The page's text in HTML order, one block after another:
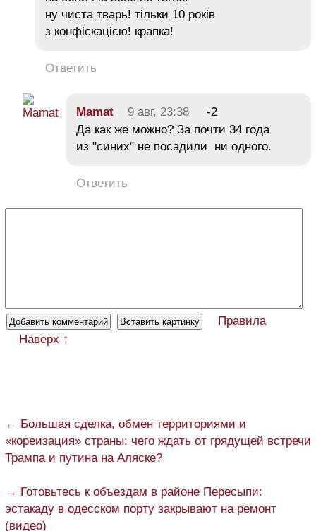
ну чиста тварь! тільки 10 років
з конфіскацією! крапка!
Ответить
Mamat 9 авг, 23:38
-2
Да как же можно? За почти 34 года
из "синих" не посадили ни одного.
Ответить
Правила
Наверх ↑
← Большая сделка, обмен территориями и
«кореизация» страны: чего ждать от грядущей встречи
Трампа и путина на Аляске?
→ Готовьтесь к объездам в районе Пересыпи:
эстакаду в одесском порту закрывают на ремонт
(видео)